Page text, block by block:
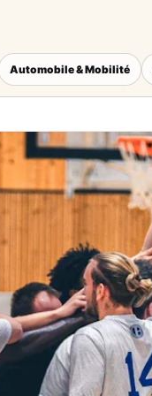
Automobile & Mobilité